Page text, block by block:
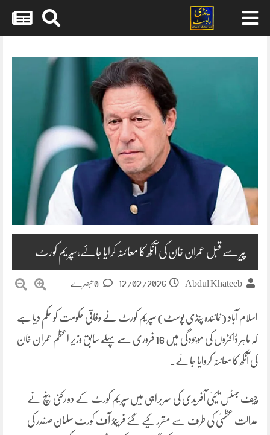
content
پیر سے قبل عمران خان کی آنکھ کا معائنہ کرایا جاۓ،سپریم کورٹ
Abdul Khateeb
12/02/2026
اسلام آباد (نمائندہ پنڈی پوسٹ) سپریم کورٹ نے وفاقی حکومت کو حکم دیا ہے
کہ ماہر ڈاکٹروں کی موجودگی میں 16 فروری سے پہلے سابق وزیر اعظم عمران خان
کی آنکھ کا معائنہ کروایا جائے۔
چیف جسٹس یحییٰ آفریدی کی سربراہی میں سپریم کورٹ کے دو رکنی بنچ نے
عدالت عظمیٰ کی طرف سے مقرر کیے گئے فرینڈ آف کورٹ سلمان صفدر کی